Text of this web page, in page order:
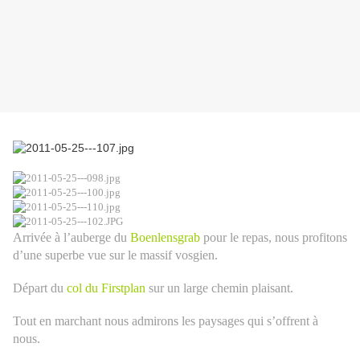
Arrivée à l’auberge du Boenlensgrab pour le repas, nous profitons
d’une superbe vue sur le massif vosgien.
Départ du col du Firstplan sur un large chemin plaisant.
Tout en marchant nous admirons les paysages qui s’offrent à
nous.